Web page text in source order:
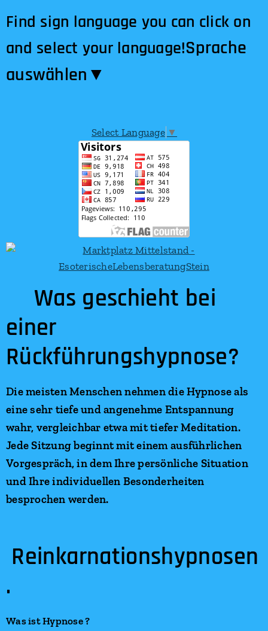
Find sign language you can click on
and select your language!Sprache
auswählen​▼
Select Language ▼
Was geschieht bei
einer
Rückführungshypnose?
Die meisten Menschen nehmen die Hypnose als
eine sehr tiefe und angenehme Entspannung
wahr, vergleichbar etwa mit tiefer Meditation.
Jede Sitzung beginnt mit einem ausführlichen
Vorgespräch, in dem Ihre persönliche Situation
und Ihre individuellen Besonderheiten
besprochen werden.
Reinkarnationshypnosen
.
Was ist Hypnose ?